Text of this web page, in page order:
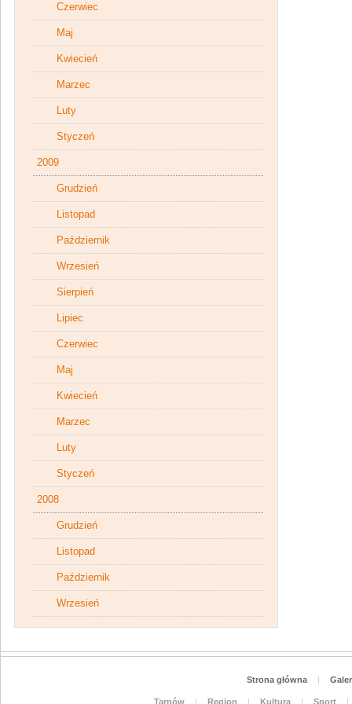
Czerwiec
Maj
Kwiecień
Marzec
Luty
Styczeń
2009
Grudzień
Listopad
Październik
Wrzesień
Sierpień
Lipiec
Czerwiec
Maj
Kwiecień
Marzec
Luty
Styczeń
2008
Grudzień
Listopad
Październik
Wrzesień
Strona główna |
Tarnów | Region | Kultura | Sport
|